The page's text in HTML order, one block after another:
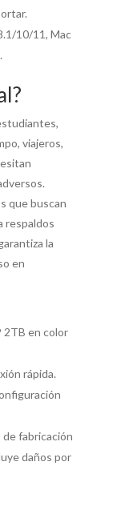
10/11, Mac
viajeros,
que buscan
respaldos
la
en
2TB en color
rápida.
fabricación
daños por